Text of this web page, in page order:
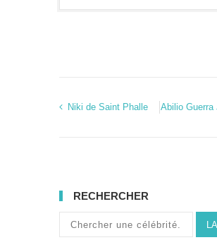
Niki de Saint Phalle Abilio Guerra
RECHERCHER